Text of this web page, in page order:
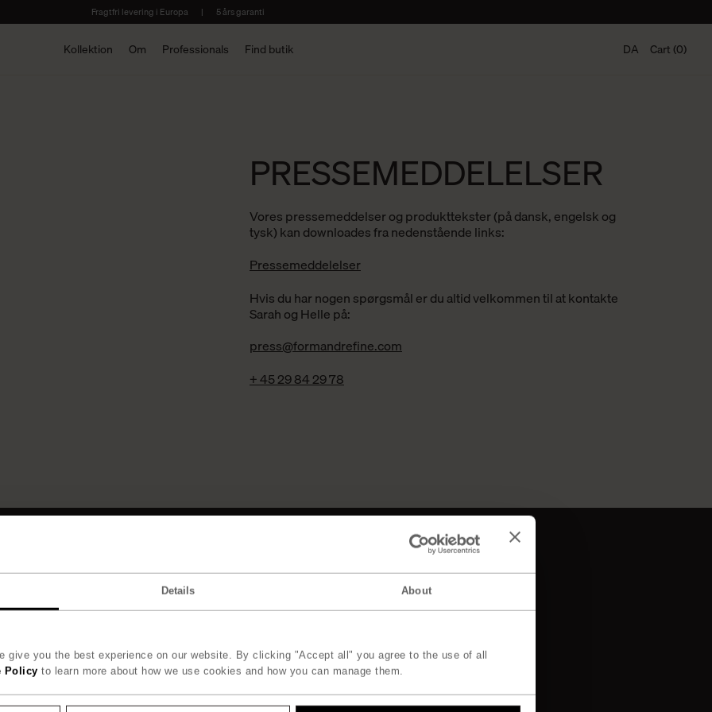
Details About
give you the best experience on our website. By clicking "Accept all" you agree to the use of all
Policy to learn more about how we use cookies and how you can manage them.
Fragtfri levering i Europa | 5 års garanti
Kollektion Om Professionals Find butik DA Cart (0)
PRESSEMEDDELELSER
Vores pressemeddelser og produkttekster (på dansk, engelsk og
tysk) kan downloades fra nedenstående links:
Pressemeddelelser
Hvis du har nogen spørgsmål er du altid velkommen til at kontakte
Sarah og Helle på:
press@formandrefine.com
+ 45 29 84 29 78
Alle
Nyheder
Borde
Opbevaring & Reoler
Belysning
Responsibility
Story of Materials
Professionals